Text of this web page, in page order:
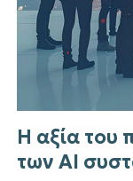
Η αξία του
των AI